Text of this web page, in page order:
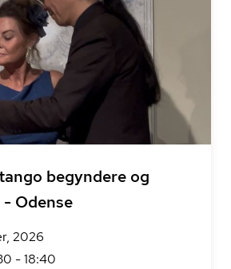
begyndere og
Odense
2026
- 18:40